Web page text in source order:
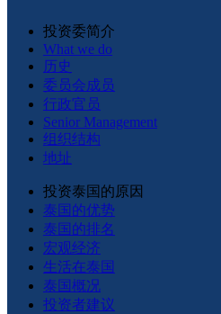
投资委简介
What we do
历史
委员会成员
行政官员
Senior Management
组织结构
地址
投资泰国的原因
泰国的优势
泰国的排名
宏观经济
生活在泰国
泰国概况
投资者建议